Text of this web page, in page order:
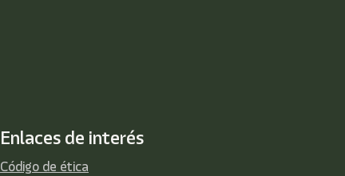
Enlaces de interés
Código de ética